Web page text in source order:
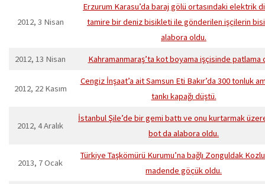
2012, 3 Nisan
Erzurum Karasu’da baraj gölü ortasındaki elektrik
tamire bir deniz bisikleti ile gönderilen işçilerin
alabora oldu.
2012, 13 Nisan Kahramanmaraş’ta kot boyama işçisinde patlama
2012, 22 Kasım
Cengiz İnşaat’a ait Samsun Eti Bakır’da 300 tonluk
tankı kapağı düştü.
2012, 4 Aralık
İstanbul Şile’de bir gemi battı ve onu kurtarmak
bot da alabora oldu.
2013, 7 Ocak
Türkiye Taşkömürü Kurumu’na bağlı Zonguldak
madende göçük oldu.